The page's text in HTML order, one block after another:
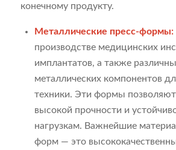
конечному продукту.
Металлические пресс-формы:
производстве медицинских
имплантатов, а также
металлических компонентов
техники. Эти формы позволяют
высокой прочности и
нагрузкам. Важнейшие
форм — это